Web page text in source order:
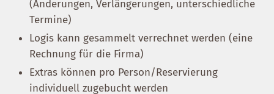
(Änderungen, Verlängerungen, unterschiedliche
Termine)
Logis kann gesammelt verrechnet werden (eine
Rechnung für die Firma)
Extras können pro Person/Reservierung
individuell zugebucht werden